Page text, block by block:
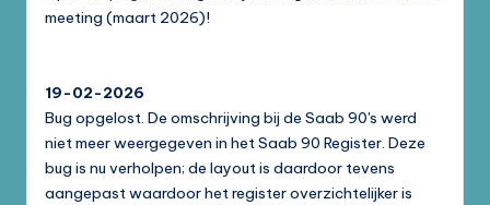
meeting (maart 2026)!
19-02-2026
Bug opgelost. De omschrijving bij de Saab 90's werd
niet meer weergegeven in het Saab 90 Register. Deze
bug is nu verholpen; de layout is daardoor tevens
aangepast waardoor het register overzichtelijker is